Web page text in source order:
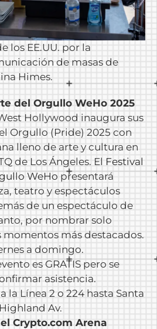
los EE.UU. por la
de masas de
Himes.
del Orgullo WeHo 2025
Hollywood inaugura sus
Orgullo (Pride) 2025 con
lleno de arte y cultura en
de Los Ángeles. El Festival
WeHo presentará
teatro y espectáculos
de un espectáculo de
por nombrar solo
momentos más destacados.
a domingo.
es GRATIS pero se
asistencia.
la Línea 2 o 224 hasta Santa
Av.
Crypto.com Arena